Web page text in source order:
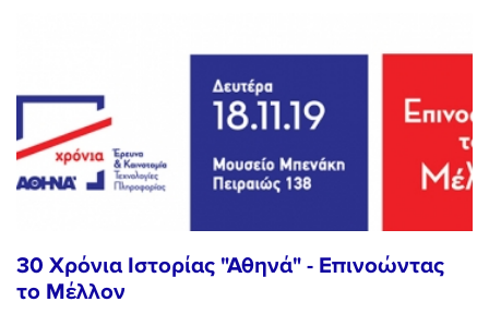
30 Χρόνια Ιστορίας "Αθηνά" - Επινοώντας
το Μέλλον